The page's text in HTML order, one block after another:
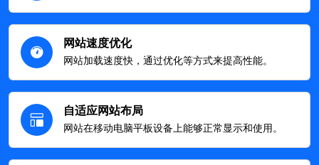
网站速度优化
网站加载速度快，通过优化等方式来提高性能。
自适应网站布局
网站在移动电脑平板设备上能够正常显示和使用。